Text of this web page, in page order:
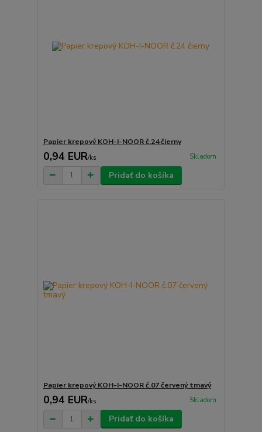
Papier krepový KOH-I-NOOR č.24 čierny
0,94 EUR/ks Skladom
Pridať do košíka
Papier krepový KOH-I-NOOR č.07 červený tmavý
0,94 EUR/ks Skladom
Pridať do košíka